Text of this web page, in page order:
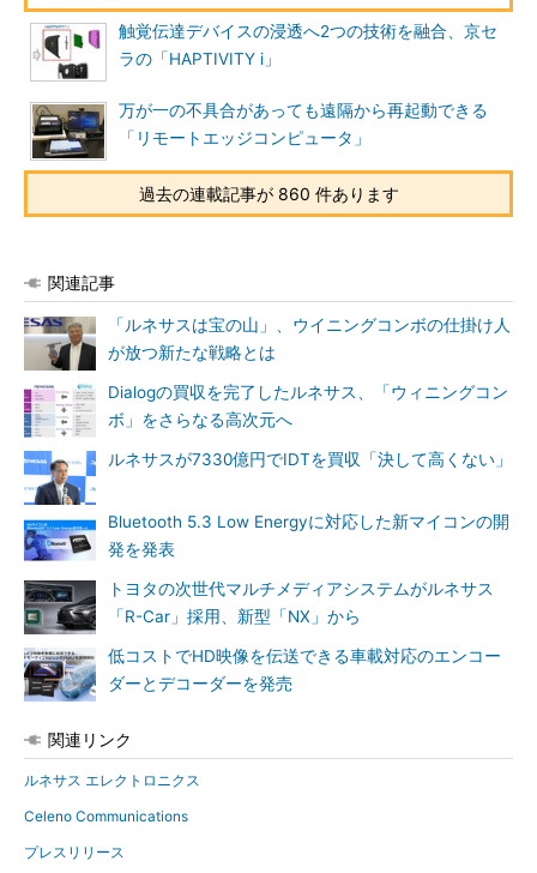
触覚伝達デバイスの浸透へ2つの技術を融合、京セ
ラの「HAPTIVITY i」
万が一の不具合があっても遠隔から再起動できる
「リモートエッジコンピュータ」
過去の連載記事が 860 件あります
関連記事
「ルネサスは宝の山」、ウイニングコンボの仕掛け人
が放つ新たな戦略とは
Dialogの買収を完了したルネサス、「ウィニングコン
ボ」をさらなる高次元へ
ルネサスが7330億円でIDTを買収「決して高くない」
Bluetooth 5.3 Low Energyに対応した新マイコンの開
発を発表
トヨタの次世代マルチメディアシステムがルネサス
「R-Car」採用、新型「NX」から
低コストでHD映像を伝送できる車載対応のエンコー
ダーとデコーダーを発売
関連リンク
ルネサス エレクトロニクス
Celeno Communications
プレスリリース